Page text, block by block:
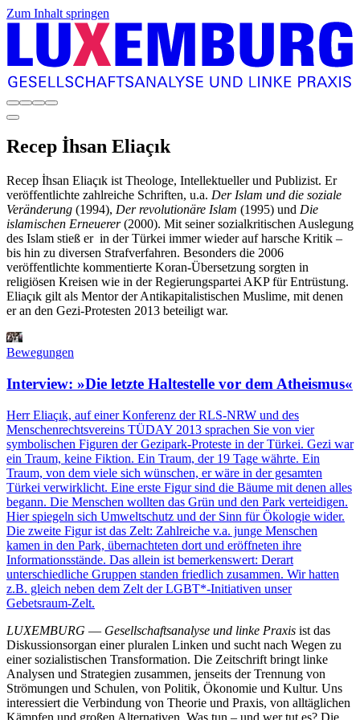
Zum Inhalt springen
Recep İhsan Eliaçık
Recep İhsan Eliaçık ist Theologe, Intellektueller und Publizist. Er
veröffentlichte zahlreiche Schriften, u.a. Der Islam und die soziale
Veränderung (1994), Der revolutionäre Islam (1995) und Die
islamischen Erneuerer(2000). Mit seiner sozialkritischen Auslegung
des Islam stieß er in der Türkei immer wieder auf harsche Kritik –
bis hin zu diversen Strafverfahren. Besonders die 2006
veröffentlichte kommentierte Koran-Übersetzung sorgten in
religiösen Kreisen wie in der Regierungspartei AKP für Entrüstung.
Eliaçık gilt als Mentor der Antikapitalistischen Muslime, mit denen
er an den Gezi-Protesten 2013 beteiligt war.
Bewegungen
Interview: »Die letzte Haltestelle vor dem Atheismus«
Herr Eliaçık, auf einer Konferenz der RLS-NRW und des
Menschenrechtsvereins TÜDAY 2013 sprachen Sie von vier
symbolischen Figuren der Gezipark-Proteste in der Türkei. Gezi war
ein Traum, keine Fiktion. Ein Traum, der 19 Tage währte. Ein
Traum, von dem viele sich wünschen, er wäre in der gesamten
Türkei verwirklicht. Eine erste Figur sind die Bäume mit denen alles
begann. Die Menschen wollten das Grün und den Park verteidigen.
Hier spiegeln sich Umweltschutz und der Sinn für Ökologie wider.
Die zweite Figur ist das Zelt: Zahlreiche v.a. junge Menschen
kamen in den Park, übernachteten dort und eröffneten ihre
Informationsstände. Das allein ist bemerkenswert: Derart
unterschiedliche Gruppen standen friedlich zusammen. Wir hatten
z.B. gleich neben dem Zelt der LGBT*-Initiativen unser
Gebetsraum-Zelt.
LUXEMBURG — Gesellschaftsanalyse und linke Praxis ist das
Diskussionsorgan einer pluralen Linken und sucht nach Wegen zu
einer sozialistischen Transformation. Die Zeitschrift bringt linke
Analysen und Strategien zusammen, jenseits der Trennung von
Strömungen und Schulen, von Politik, Ökonomie und Kultur. Uns
interessiert die Verbindung von Theorie und Praxis, von alltäglichen
Kämpfen und großen Alternativen. Was tun – und wer tut es? Die